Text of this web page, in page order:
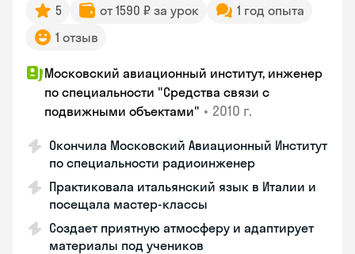
5 от 1590 ₽ за урок
1 год опыта
1 отзыв
Московский авиационный институт, инженер
по специальности "Средства связи с
подвижными объектами" • 2010 г.
Окончила Московский Авиационный Институт
по специальности радиоинженер
Практиковала итальянский язык в Италии и
посещала мастер-классы
Создает приятную атмосферу и адаптирует
материалы под учеников